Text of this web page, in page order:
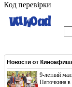
Код перевірки
Новости от
9-летний
Пяточкина